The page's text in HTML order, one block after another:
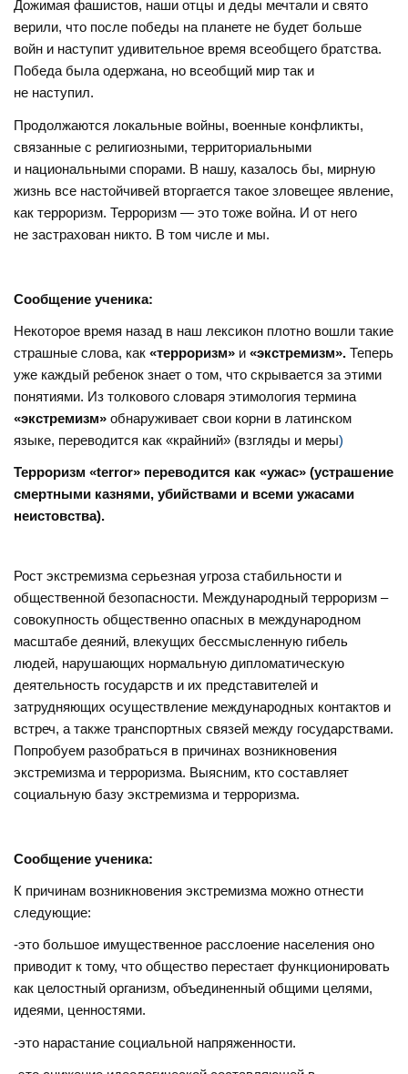
Дожимая фашистов, наши отцы и деды мечтали и свято
верили, что после победы на планете не будет больше
войн и наступит удивительное время всеобщего братства.
Победа была одержана, но всеобщий мир так и
не наступил.
Продолжаются локальные войны, военные конфликты,
связанные с религиозными, территориальными
и национальными спорами. В нашу, казалось бы, мирную
жизнь все настойчивей вторгается такое зловещее явление,
как терроризм. Терроризм — это тоже война. И от него
не застрахован никто. В том числе и мы.
Сообщение ученика:
Некоторое время назад в наш лексикон плотно вошли такие
страшные слова, как«терроризм» и«экстремизм». Теперь
уже каждый ребенок знает о том, что скрывается за этими
понятиями. Из толкового словаря этимология термина
«экстремизм» обнаруживает свои корни в латинском
языке, переводится как «крайний» (взгляды и меры)
Терроризм «terror» переводится как «ужас» (устрашение
смертными казнями, убийствами и всеми ужасами
неистовства).
Рост экстремизма серьезная угроза стабильности и
общественной безопасности. Международный терроризм –
совокупность общественно опасных в международном
масштабе деяний, влекущих бессмысленную гибель
людей, нарушающих нормальную дипломатическую
деятельность государств и их представителей и
затрудняющих осуществление международных контактов и
встреч, а также транспортных связей между государствами.
Попробуем разобраться в причинах возникновения
экстремизма и терроризма. Выясним, кто составляет
социальную базу экстремизма и терроризма.
Сообщение ученика:
К причинам возникновения экстремизма можно отнести
следующие:
-это большое имущественное расслоение населения оно
приводит к тому, что общество перестает функционировать
как целостный организм, объединенный общими целями,
идеями, ценностями.
-это нарастание социальной напряженности.